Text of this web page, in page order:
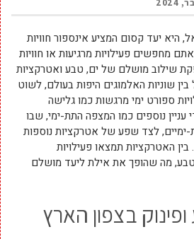
היא יעד קסום המציע אינספור חוויות
מחפשים פעילויות מרגיעות או חוויות
שילוב מושלם של ים, טבע ואטרקציות
בין שוניות האלמוגים היפות בעולם, לשוט
ספורט ימי מרגשות כמו גלישה
עניין נוספים כמו המצפה התת-ימי, שבו
ימיים, לצד שפע של אטרקציות נוספות
האטרקציות תמצאו פעילויות
טבע, מה שהופך את אילת ליעד מושלם
בצפון הארץ